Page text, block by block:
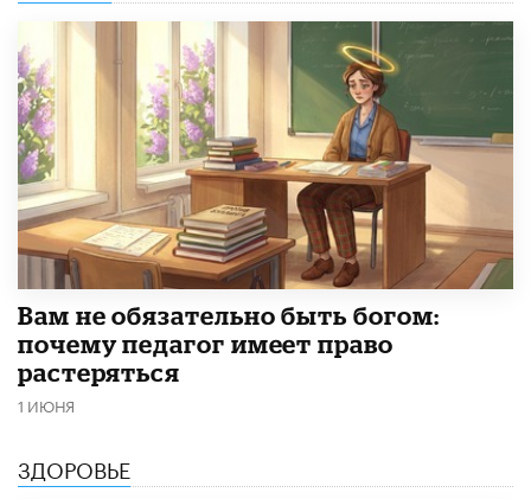
​Вам не обязательно быть богом:
почему педагог имеет право
растеряться
1 ИЮНЯ
ЗДОРОВЬЕ